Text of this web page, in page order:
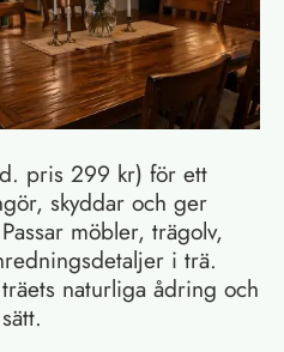
pris 299 kr) för ett
skyddar och ger
möbler, trägolv,
i trä.
naturliga ådring och